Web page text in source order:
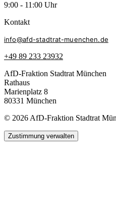
9:00 - 11:00 Uhr
Kontakt
info@afd-stadtrat-muenchen.de
+49 89 233 23932
AfD-Fraktion Stadtrat München
Rathaus
Marienplatz 8
80331 München
© 2026 AfD-Fraktion Stadtrat
Zustimmung verwalten